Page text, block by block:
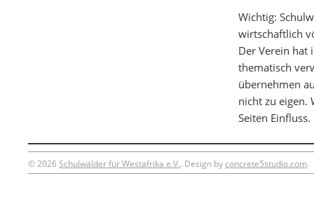
Wichtig:
wirtschaftlich
Der Verein hat
thematisch
übernehmen
nicht zu eigen.
Seiten Einfluss.
© 2026 Schulwälder für Westafrika e.V.. Design byconcrete5studio.com.